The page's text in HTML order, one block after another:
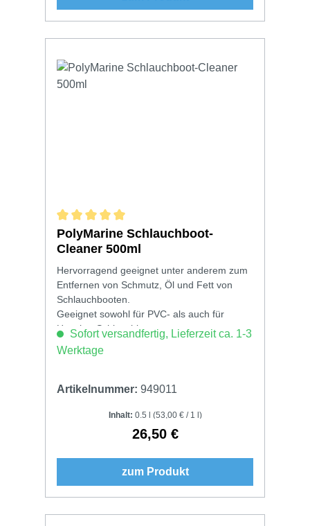
Durchschnittliche Bewertung von 5 von 5 Sternen
PolyMarine Schlauchboot-
Cleaner 500ml
Hervorragend geeignet unter anderem zum
Entfernen von Schmutz, Öl und Fett von
Schlauchbooten.
Geeignet sowohl für PVC- als auch für
Hypalon-Schlauchboote.
Sofort versandfertig, Lieferzeit ca. 1-3
Werktage
Artikelnummer: 949011
Inhalt: 0.5 l (53,00 € / 1 l)
Regulärer Preis:
26,50 €
zum Produkt